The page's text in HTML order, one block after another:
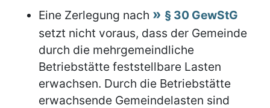
Eine Zerlegung nach
§ 30 GewStG
setzt nicht voraus, dass der Gemeinde
durch die mehrgemeindliche
Betriebstätte feststellbare Lasten
erwachsen. Durch die Betriebstätte
erwachsende Gemeindelasten sind